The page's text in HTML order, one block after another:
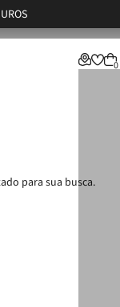
0
para sua busca.